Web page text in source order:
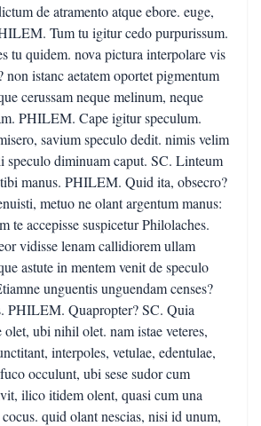
de atramento atque ebore. euge,
Tum tu igitur cedo purpurissum.
tu quidem. nova pictura interpolare vis
non istanc aetatem oportet pigmentum
cerussam neque melinum, neque
PHILEM. Cape igitur speculum.
savium speculo dedit. nimis velim
speculo diminuam caput. SC. Linteum
manus. PHILEM. Quid ita, obsecro?
metuo ne olant argentum manus:
te accepisse suspicetur Philolaches.
vidisse lenam callidiorem ullam
astute in mentem venit de speculo
unguentis unguendam censes?
PHILEM. Quapropter? SC. Quia
olet, ubi nihil olet. nam istae veteres,
interpoles, vetulae, edentulae,
occulunt, ubi sese sudor cum
ilico itidem olent, quasi cum una
quid olant nescias, nisi id unum,